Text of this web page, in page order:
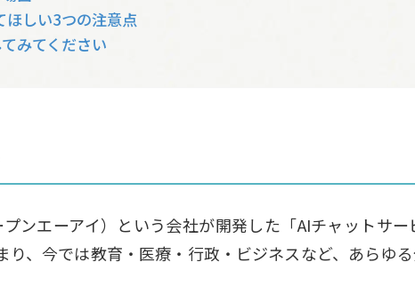
しい3つの注意点
みてください
ンエーアイ）という会社が開発した「AIチャットサ
、今では教育・医療・行政・ビジネスなど、あらゆ